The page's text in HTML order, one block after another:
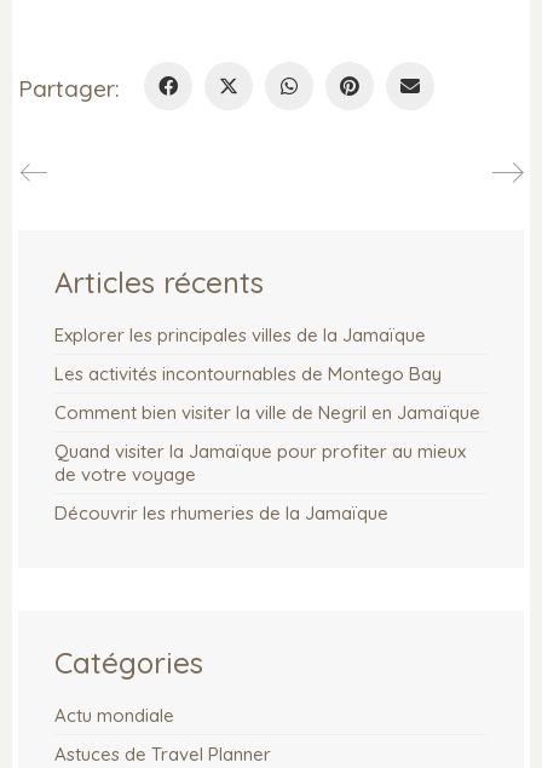
Partager:
Articles récents
Explorer les principales villes de la Jamaïque
Les activités incontournables de Montego Bay
Comment bien visiter la ville de Negril en Jamaïque
Quand visiter la Jamaïque pour profiter au mieux
de votre voyage
Découvrir les rhumeries de la Jamaïque
Catégories
Actu mondiale
Astuces de Travel Planner